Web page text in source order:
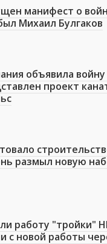
манифест о
Михаил Булгаков
объявила войну
проект
размыл новую
работу "тройки"
с новой работы